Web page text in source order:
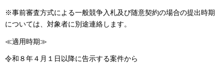
※事前審査方式による一般競争入札及び随意契約の場合の提出時期
については、対象者に別途連絡します。
≪適用時期≫
令和８年４月１日以降に告示する案件から